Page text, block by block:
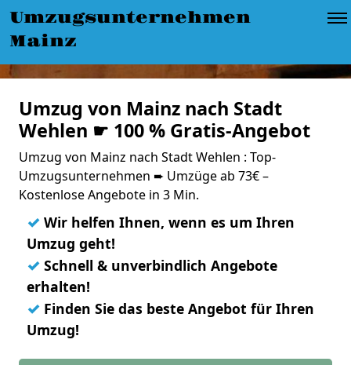
Umzugsunternehmen
Mainz
Umzug von Mainz nach Stadt
Wehlen ☛ 100 % Gratis-Angebot
Umzug von Mainz nach Stadt Wehlen : Top-
Umzugsunternehmen ➨ Umzüge ab 73€ –
Kostenlose Angebote in 3 Min.
✓ Wir helfen Ihnen, wenn es um Ihren
Umzug geht!
✓ Schnell & unverbindlich Angebote
erhalten!
✓ Finden Sie das beste Angebot für Ihren
Umzug!